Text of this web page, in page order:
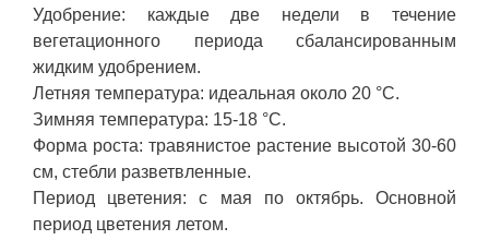
Удобрение: каждые две недели в течение
вегетационного периода сбалансированным
жидким удобрением.
Летняя температура: идеальная около 20 °C.
Зимняя температура: 15-18 °C.
Форма роста: травянистое растение высотой 30-60
см, стебли разветвленные.
Период цветения: с мая по октябрь. Основной
период цветения летом.